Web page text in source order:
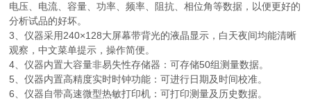
电压、电流、容量、功率、频率、阻抗、相位角等数据，以便更好的
分析试品的好坏。
3、仪器采用240×128大屏幕带背光的液晶显示，白天夜间均能清晰
观察，中文菜单提示，操作简便。
4、仪器内置大容量非易失性存储器：可存储50组测量数据。
5、仪器内置高精度实时时钟功能：可进行日期及时间校准。
6、仪器自带高速微型热敏打印机：可打印测量及历史数据。